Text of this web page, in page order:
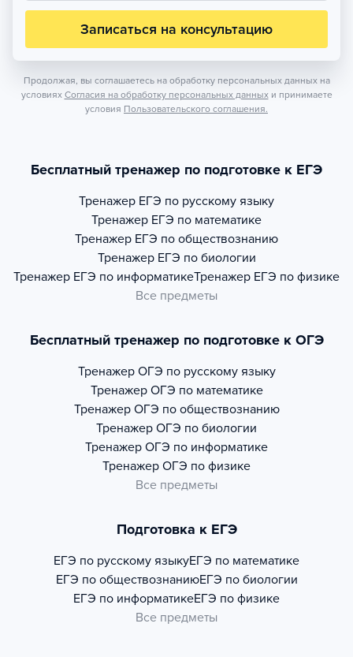
Записаться на консультацию
Продолжая, вы соглашаетесь на обработку персональных данных на
условиях Согласия на обработку персональных данных и принимаете
условия Пользовательского соглашения.
Бесплатный тренажер по подготовке к ЕГЭ
Тренажер ЕГЭ по русскому языку
Тренажер ЕГЭ по математике
Тренажер ЕГЭ по обществознанию
Тренажер ЕГЭ по биологии
Тренажер ЕГЭ по информатикеТренажер ЕГЭ по физике
Все предметы
Бесплатный тренажер по подготовке к ОГЭ
Тренажер ОГЭ по русскому языку
Тренажер ОГЭ по математике
Тренажер ОГЭ по обществознанию
Тренажер ОГЭ по биологии
Тренажер ОГЭ по информатике
Тренажер ОГЭ по физике
Все предметы
Подготовка к ЕГЭ
ЕГЭ по русскому языкуЕГЭ по математике
ЕГЭ по обществознаниюЕГЭ по биологии
ЕГЭ по информатикеЕГЭ по физике
Все предметы